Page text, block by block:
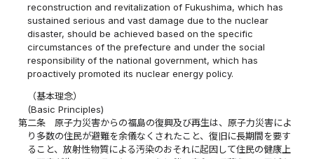
reconstruction and revitalization of Fukushima, which has
sustained serious and vast damage due to the nuclear
disaster, should be achieved based on the specific
circumstances of the prefecture and under the social
responsibility of the national government, which has
proactively promoted its nuclear energy policy.
（基本理念）
(Basic Principles)
第二条
原子力災害からの福島の復興及び再生は、原子力災害によ
り多数の住民が避難を余儀なくされたこと、復旧に長期間を要す
ること、放射性物質による汚染のおそれに起因して住民の健康上